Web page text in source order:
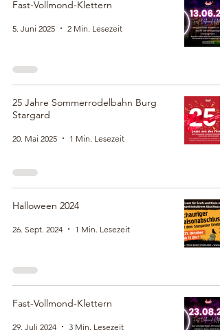
Fast-Vollmond-Klettern
5. Juni 2025 2 Min. Lesezeit
25 Jahre Sommerrodelbahn Burg
Stargard
20. Mai 2025 1 Min. Lesezeit
Halloween 2024
26. Sept. 2024 1 Min. Lesezeit
Fast-Vollmond-Klettern
29. Juli 2024 3 Min. Lesezeit